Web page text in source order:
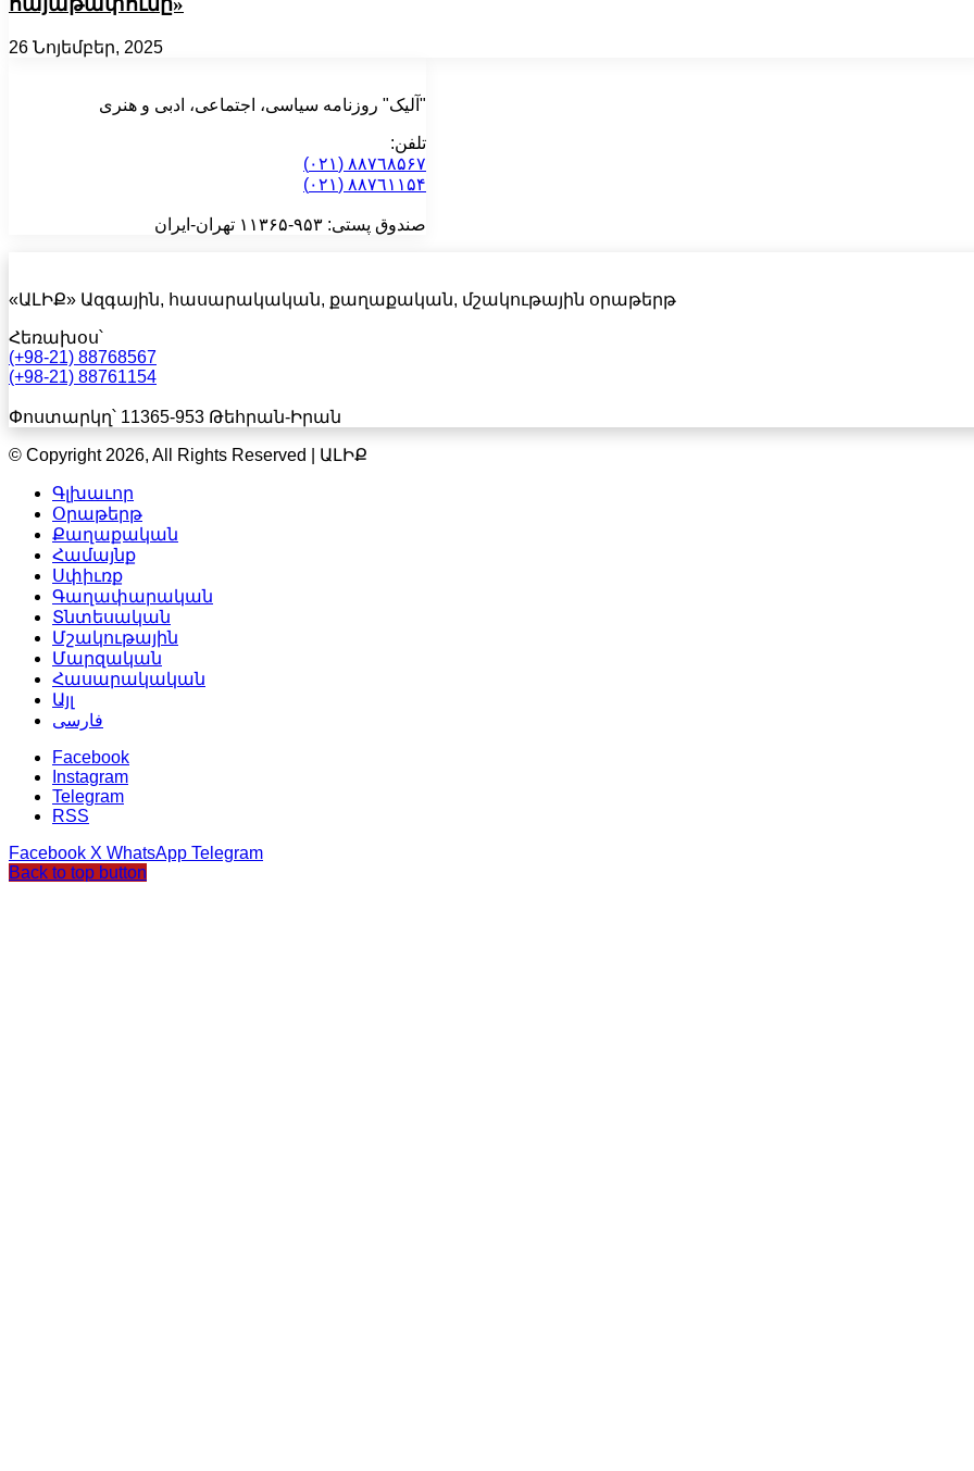
26 Նոյեմբեր, 2025
"آلیک" روزنامه سیاسی، اجتماعی، ادبی و هنری
تلفن:
٨۸٧٦٨۵۶۷ (٠٢١)
٨۸٧٦۱۱۵۴ (٠٢١)
صندوق پستی: ۹۵۳-۱۱۳۶۵ تهران-ایران
«ԱԼԻՔ» Ազգային, հասարակական, քաղաքական, մշակութային օրաթերթ
Հեռախօս՝
(+98-21) 88768567
(+98-21) 88761154
Փոստարկղ՝ 11365-953 Թեհրան-Իրան
© Copyright 2026, All Rights Reserved | ԱԼԻՔ
Գլխաւոր
Օրաթերթ
Քաղաքական
Համայնք
Սփիւռք
Գաղափարական
Տնտեսական
Մշակութային
Մարզական
Հասարակական
Այլ
فارسی
Facebook
Instagram
Telegram
RSS
Facebook X WhatsApp Telegram
Back to top button